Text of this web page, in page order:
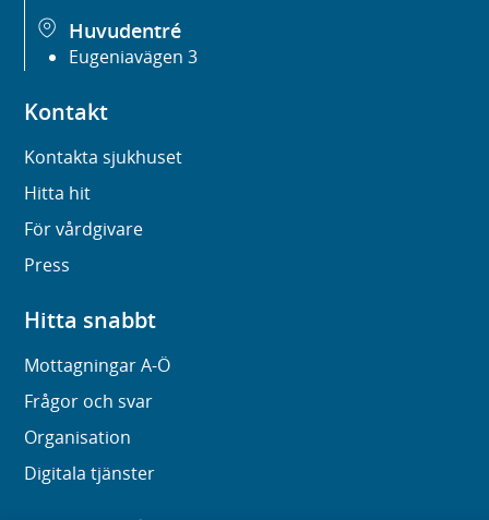
Huvudentré
Eugeniavägen 3
Kontakt
Kontakta sjukhuset
Hitta hit
För vårdgivare
Press
Hitta snabbt
Mottagningar A-Ö
Frågor och svar
Organisation
Digitala tjänster